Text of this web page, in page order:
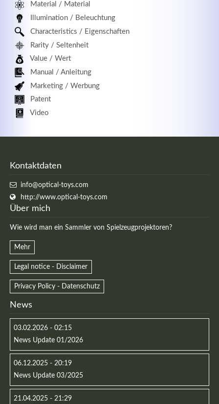
Material / Material
Illumination / Beleuchtung
Characteristics / Eigenschaften
Rarity / Seltenheit
Value / Wert
Manual / Anleitung
Marketing / Werbung
Patent
Video
Kontaktdaten
info@optical-toys.com
http://www.optical-toys.com
Über mich
Wie wird man ein Sammler von Spielzeugprojektoren?
Mehr
Legal notice - Disclaimer
Privacy Policy - Datenschutz
News
03.02.2026 - 02:15
News Update 01/2026
06.12.2025 - 20:19
News Update 03/2025
21.04.2025 - 21:29